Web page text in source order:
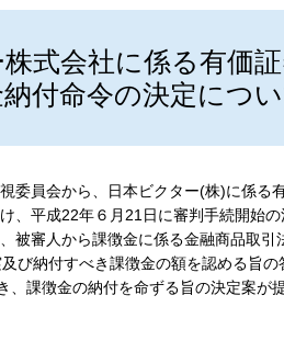
式会社に係る有価
付命令の決定につ
委員会から、日本ビクター(株)に係る
、平成22年６月21日に審判手続開始
被審人から課徴金に係る金融商品取
び納付すべき課徴金の額を認める旨
、課徴金の納付を命ずる旨の決定案が